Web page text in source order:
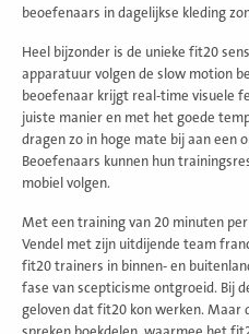
beoefenaars in dagelijkse kleding
Heel bijzonder is de unieke fit20
apparatuur volgen de slow motion
beoefenaar krijgt real-time visuele
juiste manier en met het goede
dragen zo in hoge mate bij aan een
Beoefenaars kunnen hun
mobiel volgen.
Met een training van 20 minuten
Vendel met zijn uitdijende team
fit20 trainers in binnen- en
fase van scepticisme ontgroeid. Bij
geloven dat fit20 kon werken. Maar